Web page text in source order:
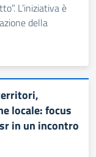
L’iniziativa è
della
locale: focus
in un incontro